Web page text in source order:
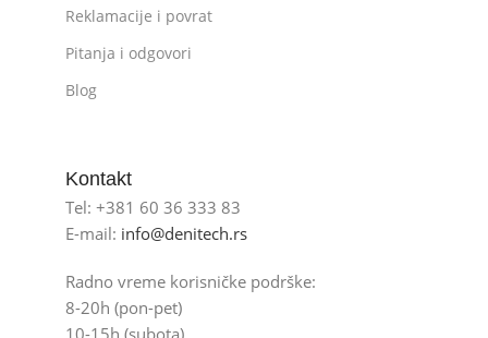
Reklamacije i povrat
Pitanja i odgovori
Blog
Kontakt
Tel: +381 60 36 333 83
E-mail: info@denitech.rs
Radno vreme korisničke podrške:
8-20h (pon-pet)
10-15h (subota)